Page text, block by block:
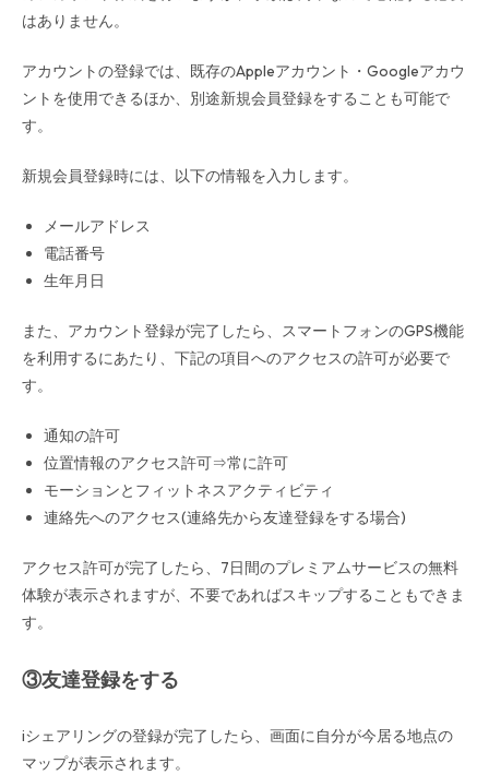
はありません。
アカウントの登録では、既存のAppleアカウント・Googleアカウ
ントを使用できるほか、別途新規会員登録をすることも可能で
す。
新規会員登録時には、以下の情報を入力します。
メールアドレス
電話番号
生年月日
また、アカウント登録が完了したら、スマートフォンのGPS機能
を利用するにあたり、下記の項目へのアクセスの許可が必要で
す。
通知の許可
位置情報のアクセス許可⇒常に許可
モーションとフィットネスアクティビティ
連絡先へのアクセス(連絡先から友達登録をする場合)
アクセス許可が完了したら、7日間のプレミアムサービスの無料
体験が表示されますが、不要であればスキップすることもできま
す。
③友達登録をする
iシェアリングの登録が完了したら、画面に自分が今居る地点の
マップが表示されます。